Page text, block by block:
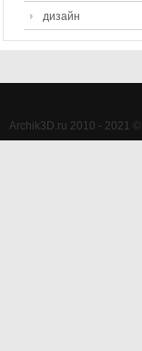
дизайн
Archik3D.ru 2010 - 2021